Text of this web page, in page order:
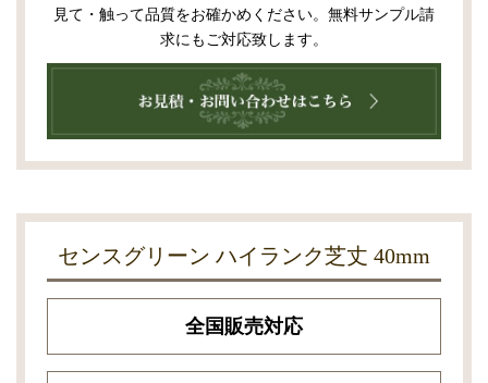
見て・触って品質をお確かめください。無料サンプル請
求にもご対応致します。
センスグリーン ハイランク芝丈 40mm
全国販売対応